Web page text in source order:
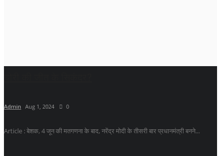
Admin Aug 1, 2024 0
Article : बेशक, 4 जून की मतगणना के बाद, नरेंद्र मोदी के तीसरी बार प्रधानमंत्री बनने...